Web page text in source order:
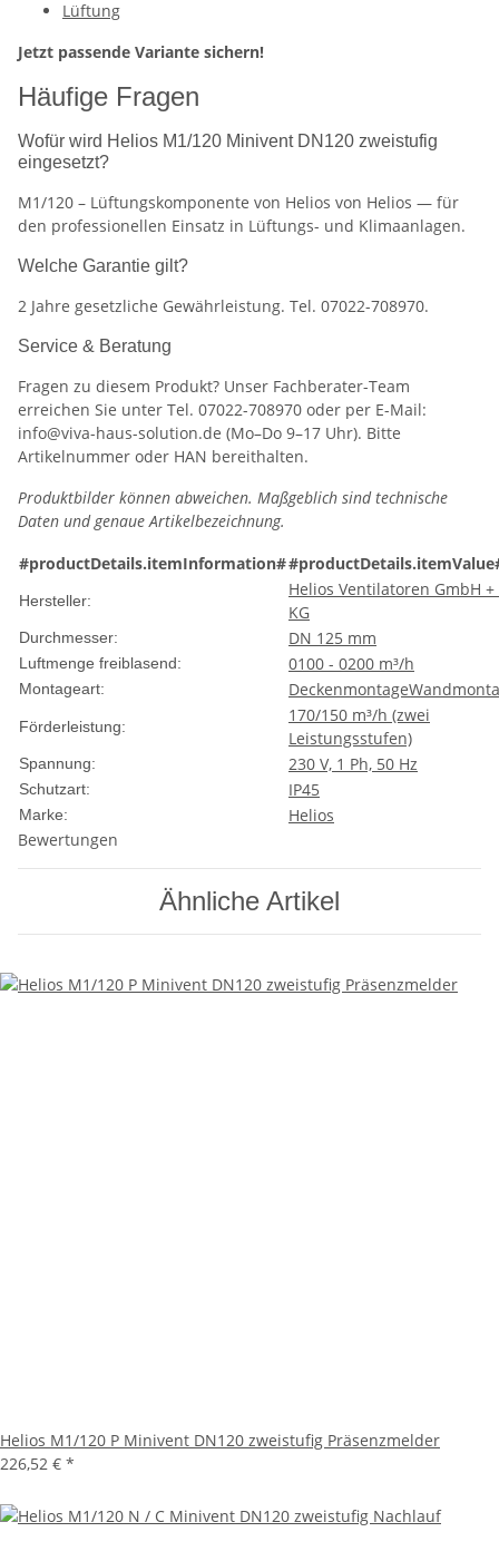
Lüftung
Jetzt passende Variante sichern!
Häufige Fragen
Wofür wird Helios M1/120 Minivent DN120 zweistufig
eingesetzt?
M1/120 – Lüftungskomponente von Helios von Helios — für
den professionellen Einsatz in Lüftungs- und Klimaanlagen.
Welche Garantie gilt?
2 Jahre gesetzliche Gewährleistung. Tel. 07022-708970.
Service & Beratung
Fragen zu diesem Produkt? Unser Fachberater-Team
erreichen Sie unter Tel. 07022-708970 oder per E-Mail:
info@viva-haus-solution.de (Mo–Do 9–17 Uhr). Bitte
Artikelnummer oder HAN bereithalten.
Produktbilder können abweichen. Maßgeblich sind technische
Daten und genaue Artikelbezeichnung.
#productDetails.itemInformation#
Hersteller:
Helios Ventilatoren GmbH +
KG
Durchmesser: DN 125 mm
Luftmenge freiblasend: 0100 - 0200 m³/h
Montageart: Deckenmontage
Förderleistung:
170/150 m³/h (zwei
Leistungsstufen)
Spannung: 230 V, 1 Ph, 50 Hz
Schutzart: IP45
Marke:
Helios
Bewertungen
Ähnliche Artikel
Helios M1/120 P Minivent DN120 zweistufig Präsenzmelder
226,52 € *